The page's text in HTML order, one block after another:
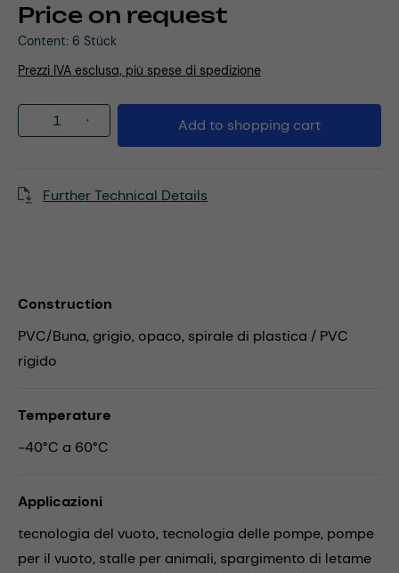
Price on request
Content: 6 Stück
Prezzi IVA esclusa, più spese di spedizione
Product Quantity: Enter the desired
Add to shopping cart
Further Technical Details
Construction
PVC/Buna, grigio, opaco, spirale di plastica / PVC
rigido
Temperature
-40°C a 60°C
Applicazioni
tecnologia del vuoto,tecnologia delle pompe, pompe
per il vuoto, stalle per animali, spargimento di letame